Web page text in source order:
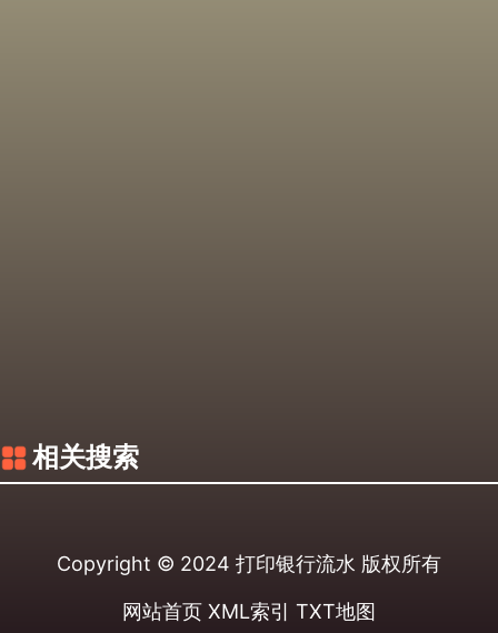
相关搜索
Copyright © 2024 打印银行流水 版权所有
网站首页 XML索引 TXT地图